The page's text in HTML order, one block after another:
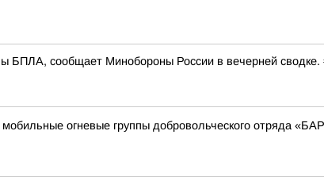
БПЛА, сообщает Минобороны России в вечерней
огневые группы добровольческого отряда